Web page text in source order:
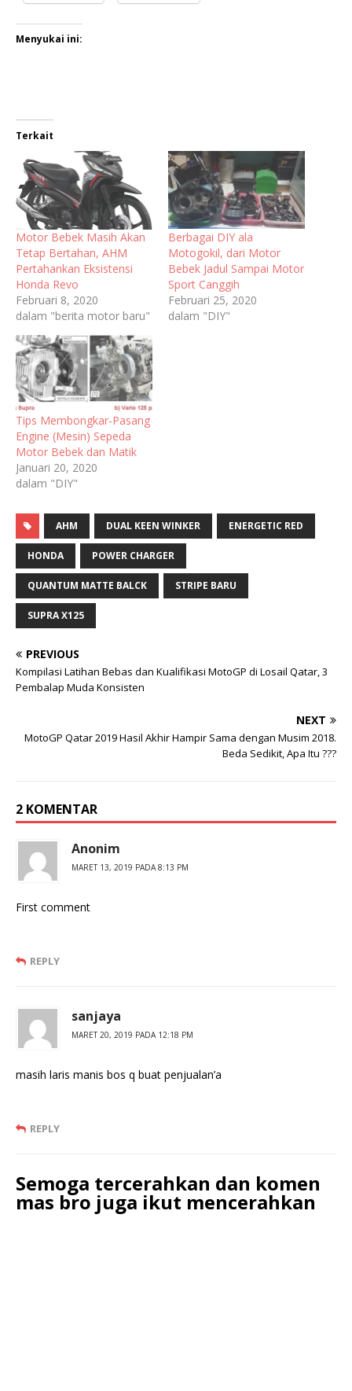
Menyukai ini:
Terkait
Motor Bebek Masih Akan
Tetap Bertahan, AHM
Pertahankan Eksistensi
Honda Revo
Februari 8, 2020
dalam "berita motor baru"
Berbagai DIY ala
Motogokil, dari Motor
Bebek Jadul Sampai Motor
Sport Canggih
Februari 25, 2020
dalam "DIY"
Tips Membongkar-Pasang
Engine (Mesin) Sepeda
Motor Bebek dan Matik
Januari 20, 2020
dalam "DIY"
AHM DUAL KEEN WINKER ENERGETIC RED
HONDA POWER CHARGER
QUANTUM MATTE BALCK STRIPE BARU
SUPRA X125
PREVIOUS
Kompilasi Latihan Bebas dan Kualifikasi MotoGP di Losail Qatar, 3
Pembalap Muda Konsisten
NEXT
MotoGP Qatar 2019 Hasil Akhir Hampir Sama dengan Musim 2018.
Beda Sedikit, Apa Itu ???
2 KOMENTAR
Anonim
MARET 13, 2019 PADA 8:13 PM
First comment
REPLY
sanjaya
MARET 20, 2019 PADA 12:18 PM
masih laris manis bos q buat penjualan’a
REPLY
Semoga tercerahkan dan komen
mas bro juga ikut mencerahkan